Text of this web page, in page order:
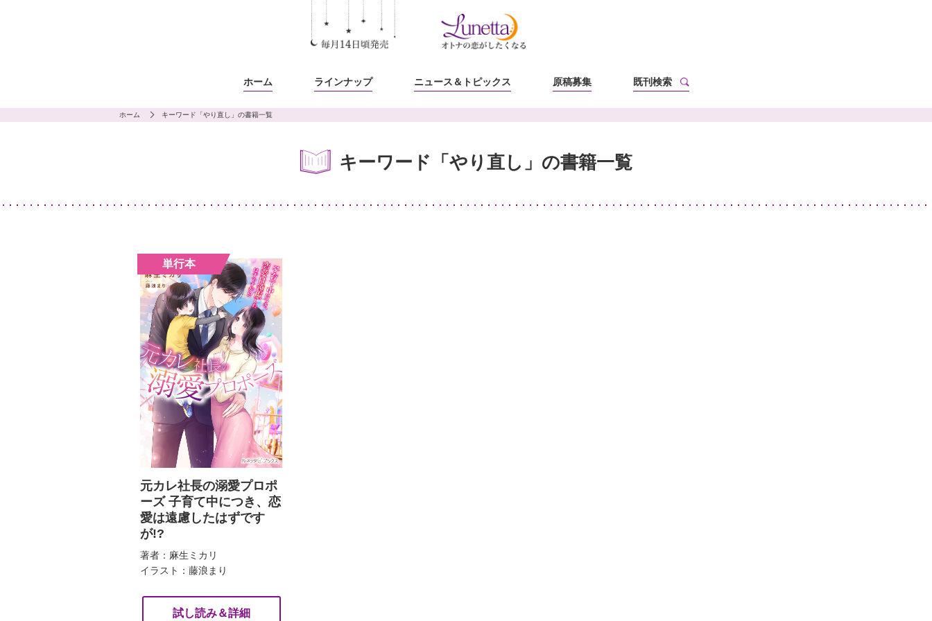
ホーム ラインナップ ニュース ＆トピックス 原稿募集 既刊検索
ホーム キーワード「やり直し」の書籍一覧
キーワード「やり直し」の書籍一覧
元カレ社長の溺愛プロポ
ーズ 子育て中につき、恋
愛は遠慮したはずです
が!?
著者：麻生ミカリ
イラスト：藤浪まり
試し読み＆詳細